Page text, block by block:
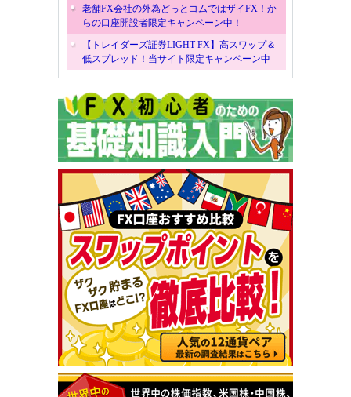
老舗FX会社の外為どっとコムではザイFX！か
らの口座開設者限定キャンペーン中！
【トレイダーズ証券LIGHT FX】高スワップ＆
低スプレッド！当サイト限定キャンペーン中